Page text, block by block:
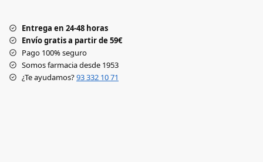
Entrega en 24-48 horas
Envío gratis a partir de 59€
Pago 100% seguro
Somos farmacia desde 1953
¿Te ayudamos?93 332 10 71